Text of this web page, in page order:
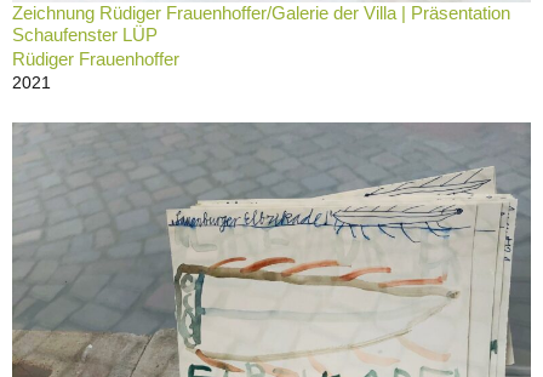
Zeichnung Rüdiger Frauenhoffer/Galerie der Villa | Präsentation
Schaufenster LÜP
Rüdiger Frauenhoffer
2021